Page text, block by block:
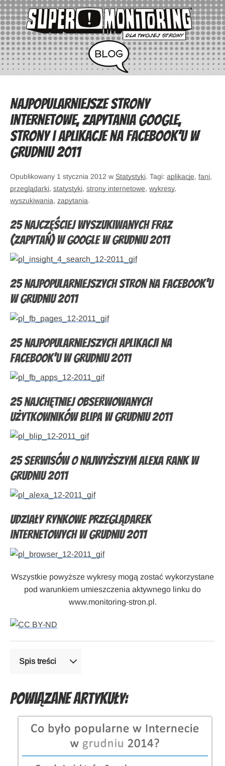
Najpopularniejsze strony
internetowe, zapytania Google,
strony i aplikacje na Facebook’u w
grudniu 2011
Opublikowany 1 stycznia 2012 w Statystyki. Tagi: aplikacje, fani,
przeglądarki, statystyki, strony internetowe, wykresy,
wyszukiwania, zapytania.
25 najczęściej wyszukiwanych fraz
(zapytań) w Google w grudniu 2011
25 najpopularniejszych stron na Facebook’u
w grudniu 2011
25 najpopularniejszych aplikacji na
Facebook’u w grudniu 2011
25 najchętniej obserwowanych
użytkowników Blipa w grudniu 2011
25 serwisów o najwyższym Alexa Rank w
grudniu 2011
Udziały rynkowe przeglądarek
internetowych w grudniu 2011
Wszystkie powyższe wykresy mogą zostać wykorzystane
pod warunkiem umieszczenia aktywnego linku do
www.monitoring-stron.pl.
Spis treści
Powiązane artykuły: